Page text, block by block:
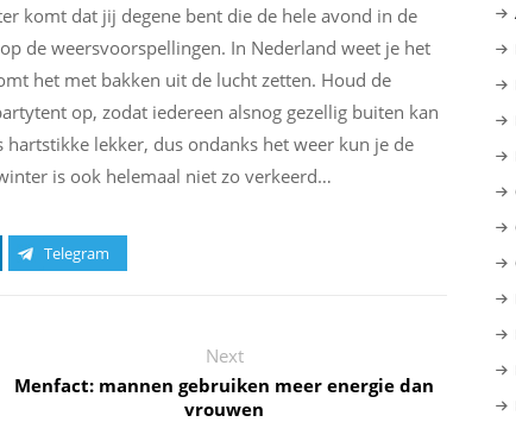
komt dat jij degene bent die de hele avond in de
de weersvoorspellingen. In Nederland weet je het
het met bakken uit de lucht zetten. Houd de
op, zodat iedereen alsnog gezellig buiten kan
lekker, dus ondanks het weer kun je de
is ook helemaal niet zo verkeerd…
Telegram
Next
Menfact: mannen gebruiken meer energie dan
vrouwen